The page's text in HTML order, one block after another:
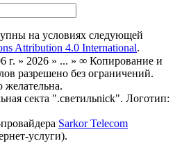
на условиях следующей
Attribution 4.0 International.
г. » 2026 » ... » ∞ Копирование и
разрешено без ограничений.
желательна.
секта ".светильnick". Логотип:
Sarkor Telecom
услуги).